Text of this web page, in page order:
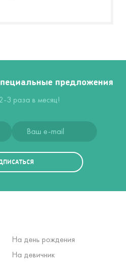
предложения
3 раза в месяц!
На день рождения
На девичник